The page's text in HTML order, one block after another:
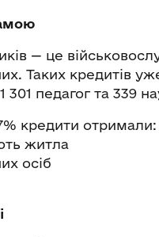
— це
Таких кредитів
педагог та 339
кредити отримали:
житла
осіб